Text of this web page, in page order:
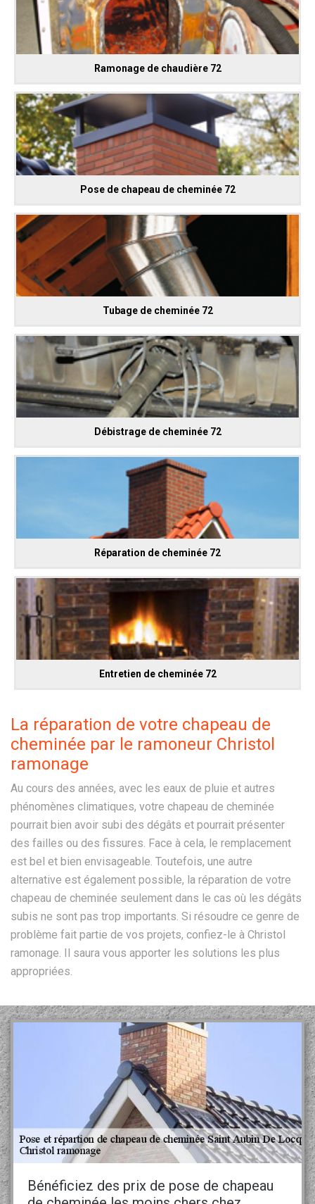
Ramonage de chaudière 72
Pose de chapeau de cheminée 72
Tubage de cheminée 72
Débistrage de cheminée 72
Réparation de cheminée 72
Entretien de cheminée 72
La réparation de votre chapeau de
cheminée par le ramoneur Christol
ramonage
Au cours des années, avec les eaux de pluie et autres
phénomènes climatiques, votre chapeau de cheminée
pourrait bien avoir subi des dégâts et pourrait présenter
des failles ou des fissures. Face à cela, le remplacement
est bel et bien envisageable. Toutefois, une autre
alternative est également possible, la réparation de votre
chapeau de cheminée seulement dans le cas où les dégâts
subis ne sont pas trop importants. Si résoudre ce genre de
problème fait partie de vos projets, confiez-le à Christol
ramonage. Il saura vous apporter les solutions les plus
appropriées.
Bénéficiez des prix de pose de chapeau